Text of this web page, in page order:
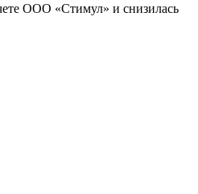
ООО «Стимул» и снизилась